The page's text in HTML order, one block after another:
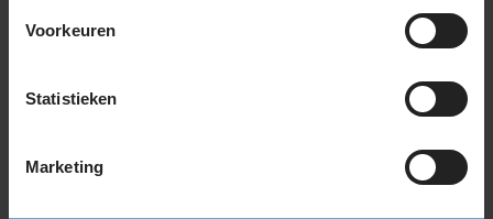
Voorkeuren
Statistieken
Marketing
Item
3